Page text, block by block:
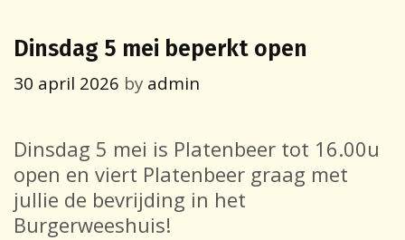
Dinsdag 5 mei beperkt open
30 april 2026 by admin
Dinsdag 5 mei is Platenbeer tot 16.00u
open en viert Platenbeer graag met
jullie de bevrijding in het
Burgerweeshuis!